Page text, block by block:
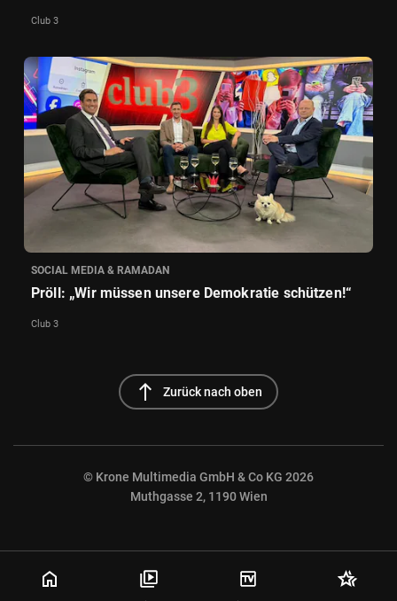
Club 3
SOCIAL MEDIA & RAMADAN
Pröll: „Wir müssen unsere Demokratie schützen!“
Club 3
north Zurück nach oben
© Krone Multimedia GmbH & Co KG 2026
Muthgasse 2, 1190 Wien
NaN%